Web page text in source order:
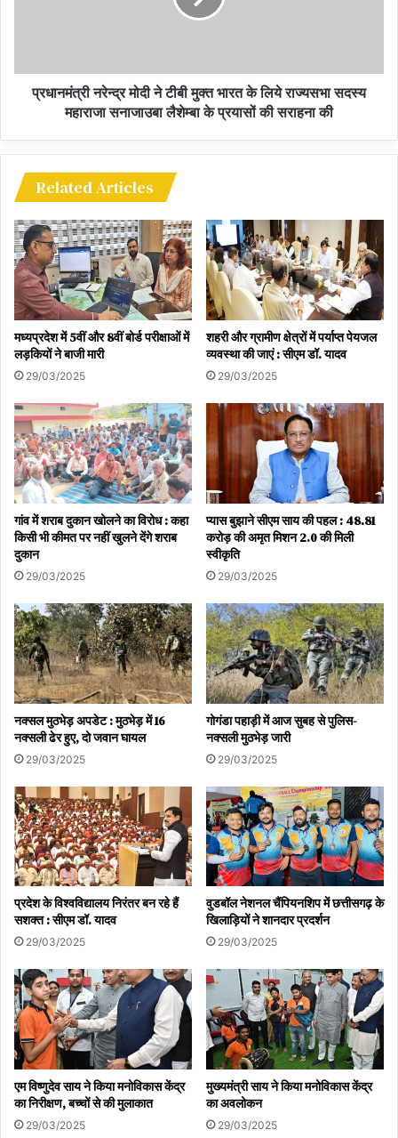
प्रधानमंत्री नरेन्द्र मोदी ने टीबी मुक्त भारत के लिये राज्यसभा सदस्य
महाराजा सनाजाउबा लैशेम्बा के प्रयासों की सराहना की
Related Articles
मध्यप्रदेश में 5वीं और 8वीं बोर्ड परीक्षाओं में
लड़कियों ने बाजी मारी
29/03/2025
शहरी और ग्रामीण क्षेत्रों में पर्याप्त पेयजल
व्यवस्था की जाएं : सीएम डॉ. यादव
29/03/2025
गांव में शराब दुकान खोलने का विरोध : कहा
किसी भी कीमत पर नहीं खुलने देंगे शराब
दुकान
29/03/2025
प्यास बुझाने सीएम साय की पहल : 48.81
करोड़ की अमृत मिशन 2.0 की मिली
स्वीकृति
29/03/2025
नक्सल मुठभेड़ अपडेट : मुठभेड़ में 16
नक्सली ढेर हुए, दो जवान घायल
29/03/2025
गोगंडा पहाड़ी में आज सुबह से पुलिस-
नक्सली मुठभेड़ जारी
29/03/2025
प्रदेश के विश्वविद्यालय निरंतर बन रहे हैं
सशक्त : सीएम डॉ. यादव
29/03/2025
वुडबॉल नेशनल चैंपियनशिप में छत्तीसगढ़ के
खिलाड़ियों ने शानदार प्रदर्शन
29/03/2025
एम विष्णुदेव साय ने किया मनोविकास केंद्र
का निरीक्षण, बच्चों से की मुलाकात
29/03/2025
मुख्यमंत्री साय ने किया मनोविकास केंद्र
का अवलोकन
29/03/2025